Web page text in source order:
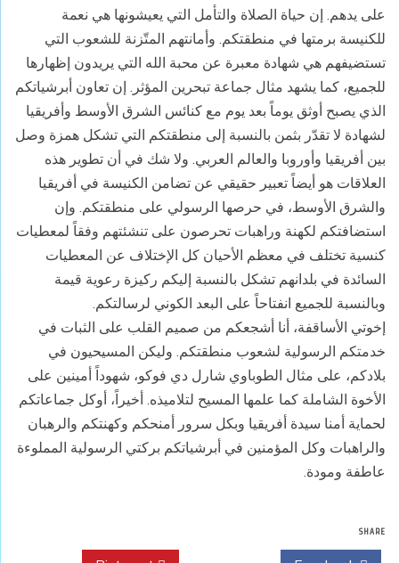
على يدهم. إن حياة الصلاة والتأمل التي يعيشونها هي نعمة
للكنيسة برمتها في منطقتكم. وأمانتهم المتّزنة للشعوب التي
تستضيفهم هي شهادة معبرة عن محبة الله التي يريدون إظهارها
للجميع، كما يشهد مثال جماعة تبحرين المؤثر. إن تعاون أبرشياتكم
الذي يصبح أوثق يوماً بعد يوم مع كنائس الشرق الأوسط وأفريقيا
لشهادة لا تقدّر بثمن بالنسبة إلى منطقتكم التي تشكل همزة وصل
بين أفريقيا وأوروبا والعالم العربي. ولا شك في أن تطوير هذه
العلاقات هو أيضاً تعبير حقيقي عن تضامن الكنيسة في أفريقيا
والشرق الأوسط، في حرصها الرسولي على منطقتكم. وإن
استضافتكم لكهنة وراهبات تحرصون على تنشئتهم وفقاً لمعطيات
كنسية تختلف في معظم الأحيان كل الإختلاف عن المعطيات
السائدة في بلدانهم تشكل بالنسبة إليكم ركيزة رعوية قيمة
وبالنسبة للجميع انفتاحاً على البعد الكوني لرسالتكم.
إخوتي الأساقفة، أنا أشجعكم من صميم القلب على الثبات في
خدمتكم الرسولية لشعوب منطقتكم. وليكن المسيحيون في
بلادكم، على مثال الطوباوي شارل دي فوكو، شهوداً أمينين على
الأخوة الشاملة كما علمها المسيح لتلاميذه. أخيراً، أوكل جماعاتكم
لحماية أمنا سيدة أفريقيا وبكل سرور أمنحكم وكهنتكم والرهبان
والراهبات وكل المؤمنين في أبرشياتكم بركتي الرسولية المملوءة
عاطفة ومودة.
SHARE